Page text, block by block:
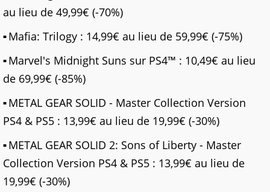
au lieu de 49,99€ (-70%)
Mafia: Trilogy : 14,99€ au lieu de 59,99€ (-75%)
Marvel's Midnight Suns sur PS4™ : 10,49€ au lieu
de 69,99€ (-85%)
METAL GEAR SOLID - Master Collection Version
PS4 & PS5 : 13,99€ au lieu de 19,99€ (-30%)
METAL GEAR SOLID 2: Sons of Liberty - Master
Collection Version PS4 & PS5 : 13,99€ au lieu de
19,99€ (-30%)